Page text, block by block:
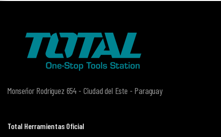
Monseñor Rodríguez 654 - Ciudad del Este - Paraguay
Total Herramientas Oficial